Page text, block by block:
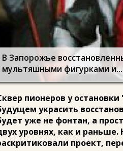
В Запорожье
мультяшными фигурками
пионеров у
украсить
уже не фонтан, а
уровнях, как и
проект,